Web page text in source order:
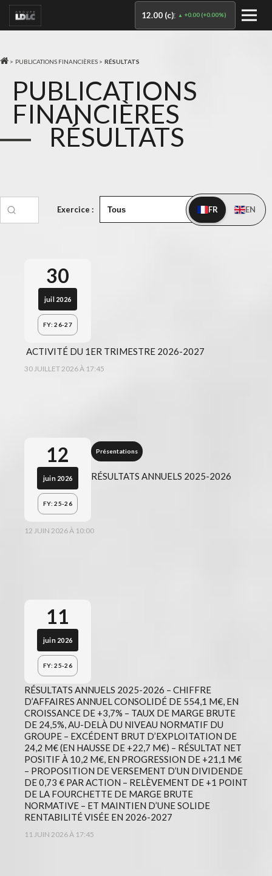
12.00 (c)€ +0.00(+0.00%)
> PUBLICATIONS FINANCIÈRES > RÉSULTATS
PUBLICATIONS
FINANCIÈRES
RÉSULTATS
Exercice : FR EN
30
juil 2026
FY: 26-27
ACTIVITÉ DU 1ER TRIMESTRE 2026-2027
30 JUILLET 2026 À 17:45
12
juin 2026
FY: 25-26
Présentations
RÉSULTATS ANNUELS 2025-2026
12 JUIN 2026 À 10:00
11
juin 2026
FY: 25-26
RÉSULTATS ANNUELS 2025-2026 – CHIFFRE
D’AFFAIRES ANNUEL CONSOLIDÉ DE 554,1 M€, EN
CROISSANCE DE +3,7% – TAUX DE MARGE BRUTE
DE 24,5%, AU-DELÀ DU NIVEAU NORMATIF DU
GROUPE – EXCÉDENT BRUT D’EXPLOITATION DE
24,2 M€ (EN HAUSSE DE +22,7 M€) – RÉSULTAT NET
POSITIF À 10,2 M€, EN PROGRESSION DE +21,1 M€
– PROPOSITION DE VERSEMENT D’UN DIVIDENDE
DE 0,73 € PAR ACTION – RELÈVEMENT DE +1 POINT
DE LA FOURCHETTE DE MARGE BRUTE
NORMATIVE – ET MAINTIEN D’UNE SOLIDE
RENTABILITÉ VISÉE EN 2026-2027
11 JUIN 2026 À 17:45